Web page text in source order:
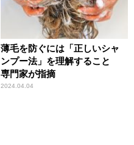
薄毛を防ぐには「正しいシャ
ンプー法」を理解すること
専門家が指摘
2024.04.04